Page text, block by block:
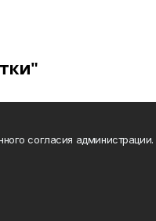
согласия администрации.